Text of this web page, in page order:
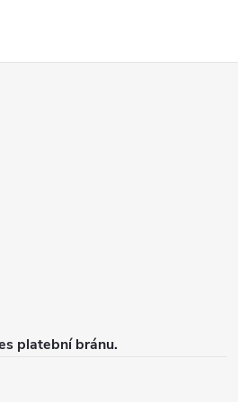
platební bránu.